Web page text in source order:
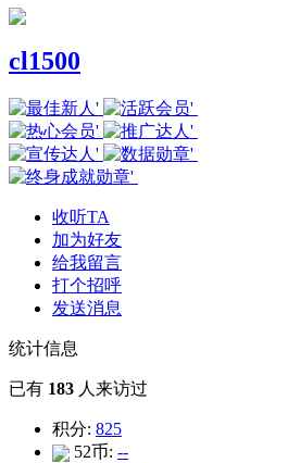
cl1500
收听TA
加为好友
给我留言
打个招呼
发送消息
统计信息
已有 183 人来访过
积分: 825
52币: --